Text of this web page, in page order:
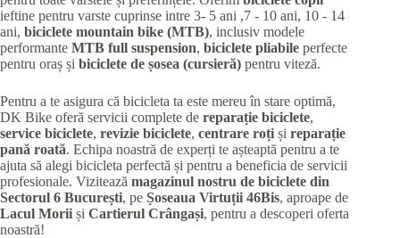
ieftine pentru varste cuprinse intre 3- 5 ani ,7 - 10 ani, 10 - 14
ani, biciclete mountain bike (MTB), inclusiv modele
performante MTB full suspension, biciclete pliabile perfecte
pentru oraș și biciclete de șosea (cursieră) pentru viteză.
Pentru a te asigura că bicicleta ta este mereu în stare optimă,
DK Bike oferă servicii complete de reparație biciclete,
service biciclete, revizie biciclete, centrare roți și reparație
pană roată. Echipa noastră de experți te așteaptă pentru a te
ajuta să alegi bicicleta perfectă și pentru a beneficia de servicii
profesionale. Vizitează magazinul nostru de biciclete din
Sectorul 6 București, pe Șoseaua Virtuții 46Bis, aproape de
Lacul Morii și Cartierul Crângași, pentru a descoperi oferta
noastră!